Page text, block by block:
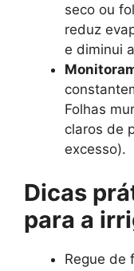
seco ou
reduz
e diminui
Folhas
claros de
excesso).
Dicas
para a
Regue de